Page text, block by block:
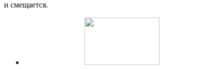
и смещается.